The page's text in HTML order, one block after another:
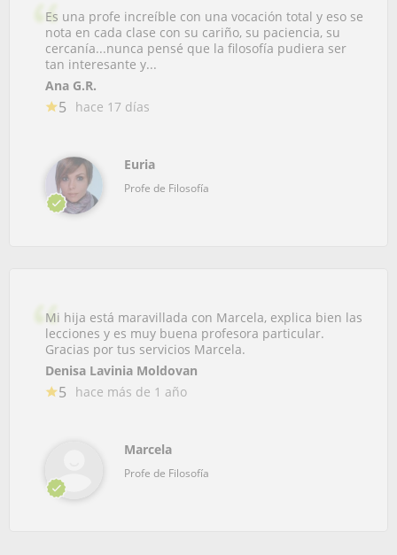
Es una profe increíble con una vocación total y eso se
nota en cada clase con su cariño, su paciencia, su
cercanía...nunca pensé que la filosofía pudiera ser
tan interesante y...
Ana G.R.
5 hace 17 días
Euria
Profe de Filosofía
Mi hija está maravillada con Marcela, explica bien las
lecciones y es muy buena profesora particular.
Gracias por tus servicios Marcela.
Denisa Lavinia Moldovan
5 hace más de 1 año
Marcela
Profe de Filosofía